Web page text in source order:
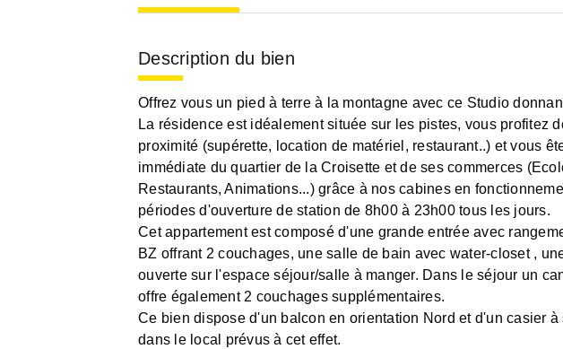
Description du bien
Offrez vous un pied à terre à la montagne avec ce Studio
La résidence est idéalement située sur les pistes, vous profitez
proximité (supérette, location de matériel, restaurant..) et vous
immédiate du quartier de la Croisette et de ses commerces
Restaurants, Animations...) grâce à nos cabines en
périodes d'ouverture de station de 8h00 à 23h00 tous les jours.
Cet appartement est composé d'une grande entrée avec
BZ offrant 2 couchages, une salle de bain avec water-closet ,
ouverte sur l'espace séjour/salle à manger. Dans le séjour un
offre également 2 couchages supplémentaires.
Ce bien dispose d'un balcon en orientation Nord et d'un casier
dans le local prévus à cet effet.